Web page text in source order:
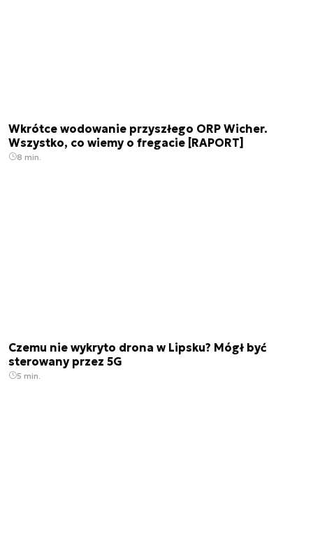
Wkrótce wodowanie przyszłego ORP Wicher.
Wszystko, co wiemy o fregacie [RAPORT]
8 min.
Czemu nie wykryto drona w Lipsku? Mógł być
sterowany przez 5G
5 min.